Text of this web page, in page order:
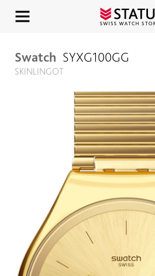
Swatch SYXG100GG
SKINLINGOT